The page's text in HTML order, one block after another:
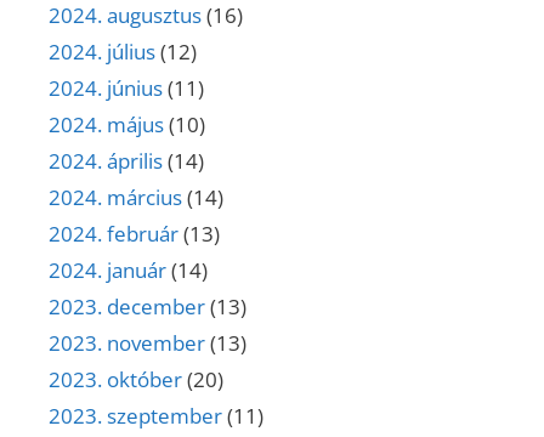
2024. augusztus(16)
2024. július(12)
2024. június(11)
2024. május(10)
2024. április(14)
2024. március(14)
2024. február(13)
2024. január(14)
2023. december(13)
2023. november(13)
2023. október(20)
2023. szeptember(11)